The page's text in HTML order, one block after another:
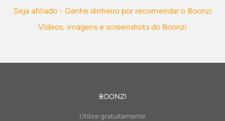
Seja afiliado - Ganhe dinheiro por recomendar o Boonzi
Vídeos, imagens e screenshots do Boonzi
BOONZI
Utilize gratuitamente